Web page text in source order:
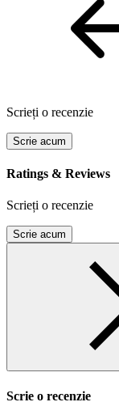
Scrieți o recenzie
Scrie acum
Ratings & Reviews
Scrieți o recenzie
Scrie acum
Scrie o recenzie